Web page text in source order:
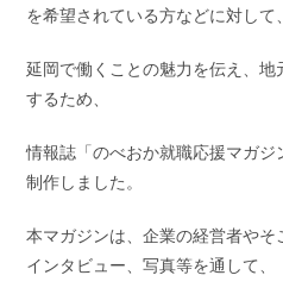
を希望されている方などに対して、
延岡で働くことの魅力を伝え、
するため、
情報誌「のべおか就職応援マガ
制作しました。
本マガジンは、企業の経営者や
インタビュー、写真等を通して、